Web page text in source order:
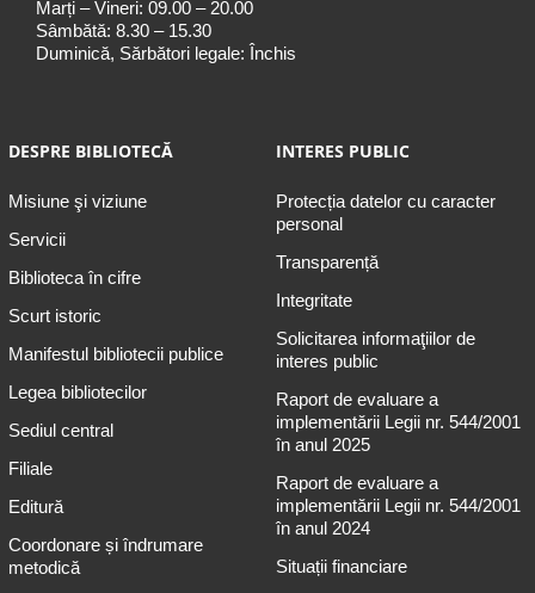
Marți – Vineri: 09.00 – 20.00
Sâmbătă: 8.30 – 15.30
Duminică, Sărbători legale: Închis
DESPRE BIBLIOTECĂ
Misiune şi viziune
Servicii
Biblioteca în cifre
Scurt istoric
Manifestul bibliotecii publice
Legea bibliotecilor
Sediul central
Filiale
Editură
Coordonare și îndrumare
metodică
INTERES PUBLIC
Protecția datelor cu caracter
personal
Transparență
Integritate
Solicitarea informaţiilor de
interes public
Raport de evaluare a
implementării Legii nr. 544/2001
în anul 2025
Raport de evaluare a
implementării Legii nr. 544/2001
în anul 2024
Situații financiare